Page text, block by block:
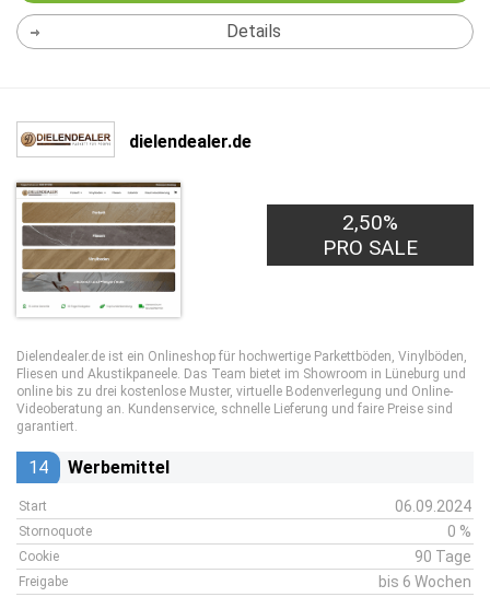
Details
dielendealer.de
2,50%
PRO SALE
Dielendealer.de ist ein Onlineshop für hochwertige Parkettböden, Vinylböden,
Fliesen und Akustikpaneele. Das Team bietet im Showroom in Lüneburg und
online bis zu drei kostenlose Muster, virtuelle Bodenverlegung und Online-
Videoberatung an. Kundenservice, schnelle Lieferung und faire Preise sind
garantiert.
14 Werbemittel
Start 06.09.2024
Stornoquote 0 %
Cookie 90 Tage
Freigabe bis 6 Wochen